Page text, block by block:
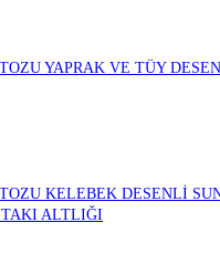
YAPRAK VE TÜY
KELEBEK DESENLİ
ALTLIĞI